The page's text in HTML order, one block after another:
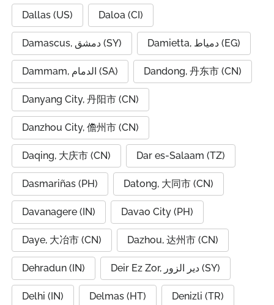
Dallas (US) Daloa (CI)
Damascus, دمشق (SY) Damietta, دمياط (EG)
Dammam, الدمام (SA) Dandong, 丹东市 (CN)
Danyang City, 丹阳市 (CN)
Danzhou City, 儋州市 (CN)
Daqing, 大庆市 (CN) Dar es-Salaam (TZ)
Dasmariñas (PH) Datong, 大同市 (CN)
Davanagere (IN) Davao City (PH)
Daye, 大冶市 (CN) Dazhou, 达州市 (CN)
Dehradun (IN) Deir Ez Zor, دير الزور (SY)
Delhi (IN) Delmas (HT) Denizli (TR)